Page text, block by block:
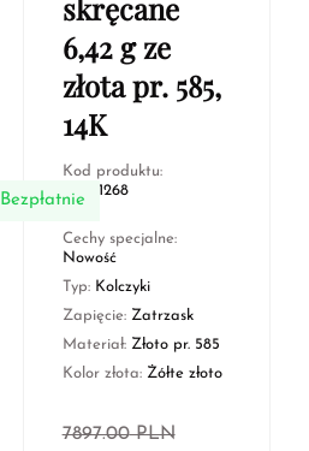
Bezpłatnie
skręcane
6,42 g ze
złota pr. 585,
14K
Kod produktu:
KTW1268
Cechy specjalne:
Nowość
Typ: Kolczyki
Zapięcie: Zatrzask
Materiał: Złoto pr. 585
Kolor złota: Żółte złoto
7897.00PLN